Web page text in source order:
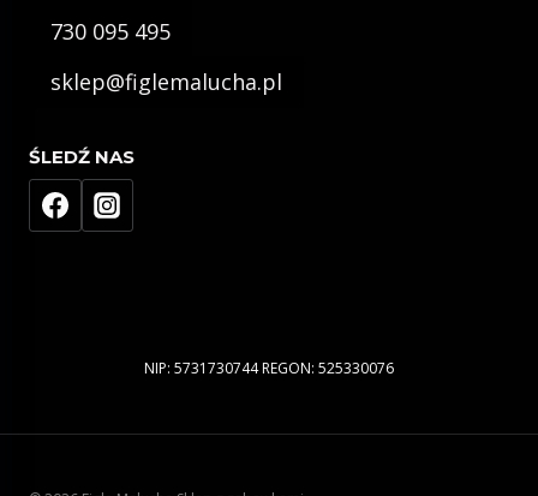
730 095 495
sklep@figlemalucha.pl
ŚLEDŹ NAS
NIP: 5731730744 REGON: 525330076